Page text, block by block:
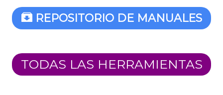
REPOSITORIO DE MANUALES
TODAS LAS HERRAMIENTAS